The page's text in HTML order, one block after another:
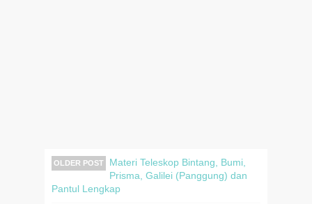
OLDER POST
Materi Teleskop Bintang, Bumi,
Prisma, Galilei (Panggung) dan
Pantul Lengkap